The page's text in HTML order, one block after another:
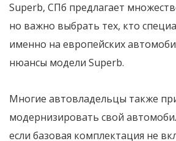
Superb, СПб предлагает
но важно выбрать тех, кто
именно на европейских
нюансы модели Superb.
Многие автовладельцы также
модернизировать свой
если базовая комплектация не